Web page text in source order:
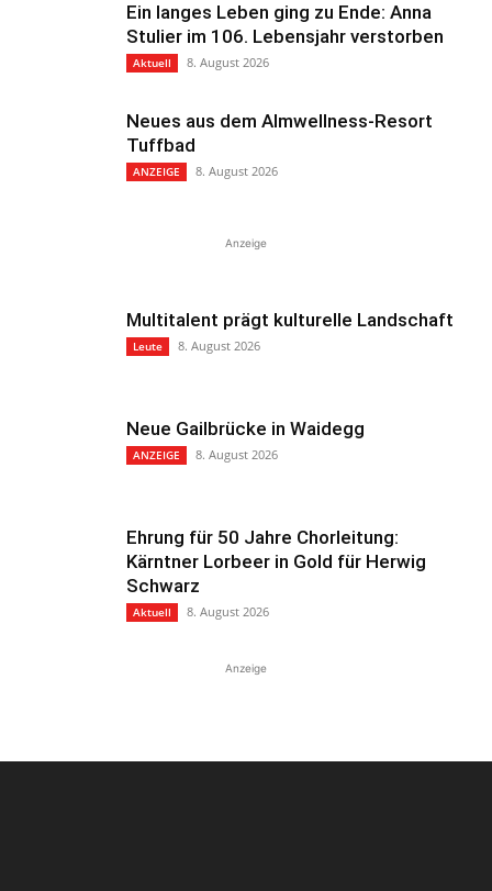
Ein langes Leben ging zu Ende: Anna
Stulier im 106. Lebensjahr verstorben
Aktuell 8. August 2026
Neues aus dem Almwellness-Resort
Tuffbad
ANZEIGE 8. August 2026
Anzeige
Multitalent prägt kulturelle Landschaft
Leute 8. August 2026
Neue Gailbrücke in Waidegg
ANZEIGE 8. August 2026
Ehrung für 50 Jahre Chorleitung:
Kärntner Lorbeer in Gold für Herwig
Schwarz
Aktuell 8. August 2026
Anzeige